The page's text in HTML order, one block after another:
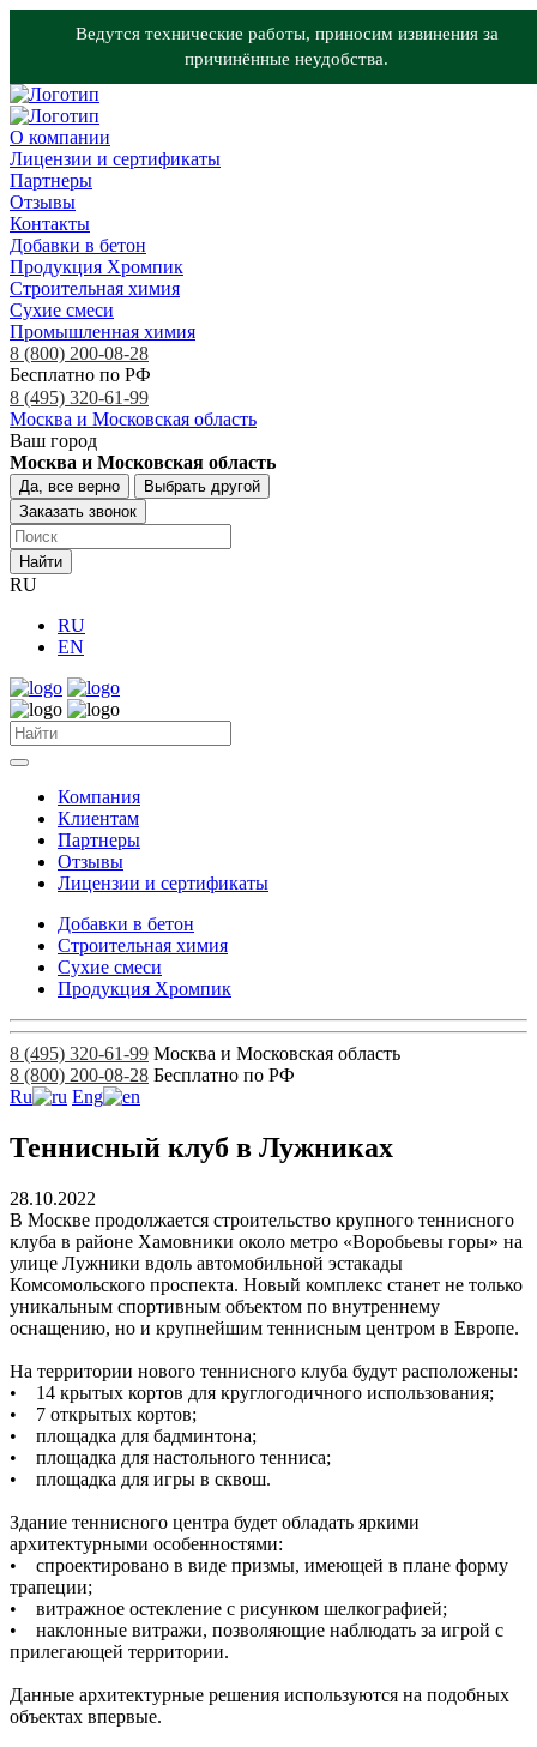
Ведутся технические работы, приносим извинения за
причинённые неудобства.
О компании
Лицензии и сертификаты
Партнеры
Отзывы
Контакты
Добавки в бетон
Продукция Хромпик
Строительная химия
Сухие смеси
Промышленная химия
8 (800) 200-08-28
Бесплатно по РФ
8 (495) 320-61-99
Москва и Московская область
Ваш город
Москва и Московская область
Да, все верно
Выбрать другой
Заказать звонок
Найти
RU
RU
EN
Компания
Клиентам
Партнеры
Отзывы
Лицензии и сертификаты
Добавки в бетон
Строительная химия
Сухие смеси
Продукция Хромпик
8 (495) 320-61-99 Москва и Московская область
8 (800) 200-08-28 Бесплатно по РФ
Ru
Eng
Теннисный клуб в Лужниках
28.10.2022
В Москве продолжается строительство крупного теннисного
клуба в районе Хамовники около метро «Воробьевы горы» на
улице Лужники вдоль автомобильной эстакады
Комсомольского проспекта. Новый комплекс станет не только
уникальным спортивным объектом по внутреннему
оснащению, но и крупнейшим теннисным центром в Европе.
На территории нового теннисного клуба будут расположены:
• 14 крытых кортов для круглогодичного использования;
• 7 открытых кортов;
• площадка для бадминтона;
• площадка для настольного тенниса;
• площадка для игры в сквош.
Здание теннисного центра будет обладать яркими
архитектурными особенностями:
• спроектировано в виде призмы, имеющей в плане форму
трапеции;
• витражное остекление с рисунком шелкографией;
• наклонные витражи, позволяющие наблюдать за игрой с
прилегающей территории.
Данные архитектурные решения используются на подобных
объектах впервые.